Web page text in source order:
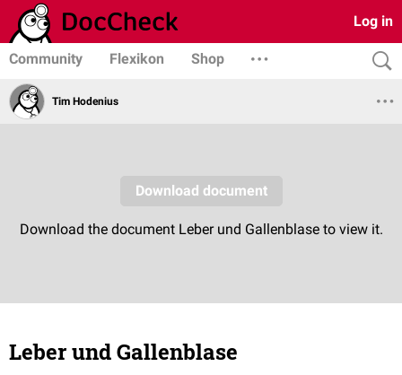
Log in
Community Flexikon Shop
Tim Hodenius
Leber und Gallenblase